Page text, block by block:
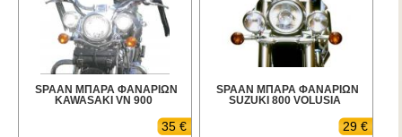
SPAAN ΜΠΑΡΑ ΦΑΝΑΡΙΩΝ
KAWASAKI VN 900
35 €
SPAAN ΜΠΑΡΑ ΦΑΝΑΡΙΩΝ
SUZUKI 800 VOLUSIA
29 €